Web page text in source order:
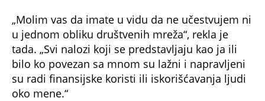
„Molim vas da imate u vidu da ne učestvujem ni
u jednom obliku društvenih mreža“, rekla je
tada. „Svi nalozi koji se predstavljaju kao ja ili
bilo ko povezan sa mnom su lažni i napravljeni
su radi finansijske koristi ili iskorišćavanja ljudi
oko mene.“